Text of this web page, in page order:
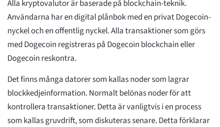
Alla kryptovalutor är baserade på blockchain-teknik.
Användarna har en digital plånbok med en privat Dogecoin-
nyckel och en offentlig nyckel. Alla transaktioner som görs
med Dogecoin registreras på Dogecoin blockchain eller
Dogecoin reskontra.
Det finns många datorer som kallas noder som lagrar
blockkedjeinformation. Normalt belönas noder för att
kontrollera transaktioner. Detta är vanligtvis i en process
som kallas gruvdrift, som diskuteras senare. Detta förklarar